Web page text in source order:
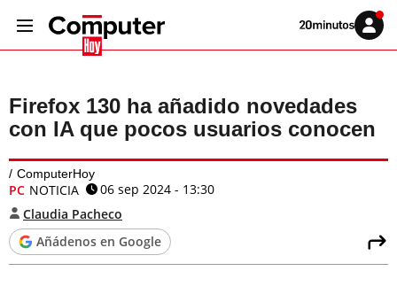
Volver
Iniciar
sesión
Firefox 130 ha añadido novedades
con IA que pocos usuarios conocen
ComputerHoy
PC NOTICIA
06 sep 2024 - 13:30
Claudia Pacheco
Añádenos en Google